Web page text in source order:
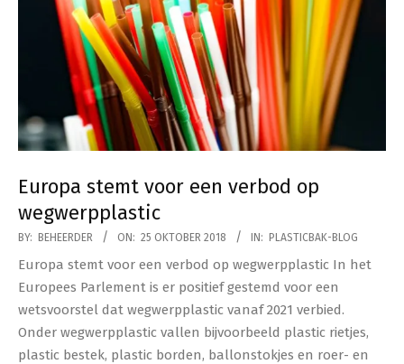
Europa stemt voor een verbod op
wegwerpplastic
2018-
10-
25
BY: BEHEERDER ON: 25 OKTOBER 2018 IN: PLASTICBAK-BLOG
Europa stemt voor een verbod op wegwerpplastic In het
Europees Parlement is er positief gestemd voor een
wetsvoorstel dat wegwerpplastic vanaf 2021 verbied.
Onder wegwerpplastic vallen bijvoorbeeld plastic rietjes,
plastic bestek, plastic borden, ballonstokjes en roer- en